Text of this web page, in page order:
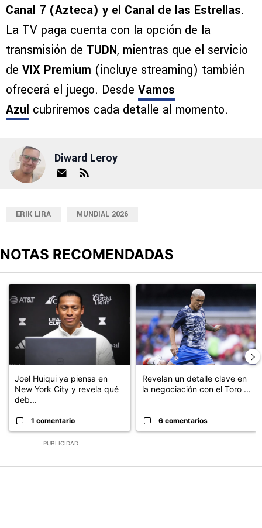
Canal 7 (Azteca) y el Canal de las Estrellas.
La TV paga cuenta con la opción de la
transmisión de TUDN, mientras que el servicio
de VIX Premium (incluye streaming) también
ofrecerá el juego. Desde Vamos
Azul cubriremos cada detalle al momento.
Diward Leroy
ERIK LIRA MUNDIAL 2026
NOTAS RECOMENDADAS
PUBLICIDAD
Un artículo de tendencia con el título "Joel Huiqui ya piensa en
Joel Huiqui ya piensa en
New York City y revela qué
deb...
1 comentario
Un artículo de tendencia con
Revelan un detalle clave en
la negociación con el Toro ...
6 comentarios